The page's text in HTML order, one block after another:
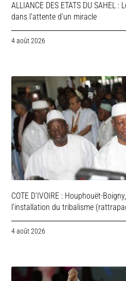
ALLIANCE DES ETATS DU SAHEL
dans l’attente d’un miracle
4 août 2026
COTE D’IVOIRE : Houphouët-
l’installation du tribalisme
4 août 2026